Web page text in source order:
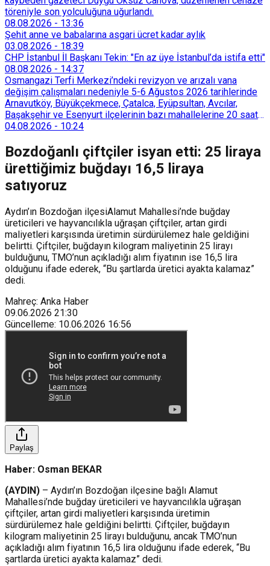
töreniyle son yolculuğuna uğurlandı.
08.08.2026 - 13:36
Şehit anne ve babalarına asgari ücret kadar aylık
03.08.2026 - 18:39
CHP İstanbul İl Başkanı Tekin: "En az üye İstanbul’da istifa etti"
08.08.2026 - 14:37
Osmangazi Terfi Merkezi’ndeki revizyon ve arızalı vana
değişim çalışmaları nedeniyle 5-6 Ağustos 2026 tarihlerinde
Arnavutköy, Büyükçekmece, Çatalca, Eyüpsultan, Avcılar,
Başakşehir ve Esenyurt ilçelerinin bazı mahallelerine 20 saat
süreyle su verilemeyecek.
04.08.2026 - 10:24
Bozdoğanlı çiftçiler isyan etti: 25 liraya
ürettiğimiz buğdayı 16,5 liraya
satıyoruz
Aydın’ın Bozdoğan ilçesiAlamut Mahallesi’nde buğday
üreticileri ve hayvancılıkla uğraşan çiftçiler, artan girdi
maliyetleri karşısında üretimin sürdürülemez hale geldiğini
belirtti. Çiftçiler, buğdayın kilogram maliyetinin 25 lirayı
bulduğunu, TMO’nun açıkladığı alım fiyatının ise 16,5 lira
olduğunu ifade ederek, “Bu şartlarda üretici ayakta kalamaz”
dedi.
Mahreç: Anka Haber
09.06.2026 21:30
Güncelleme: 10.06.2026 16:56
Paylaş
Haber: Osman BEKAR
(AYDIN) – Aydın’ın Bozdoğan ilçesine bağlı Alamut
Mahallesi’nde buğday üreticileri ve hayvancılıkla uğraşan
çiftçiler, artan girdi maliyetleri karşısında üretimin
sürdürülemez hale geldiğini belirtti. Çiftçiler, buğdayın
kilogram maliyetinin 25 lirayı bulduğunu, ancak TMO’nun
açıkladığı alım fiyatının 16,5 lira olduğunu ifade ederek, “Bu
şartlarda üretici ayakta kalamaz” dedi.